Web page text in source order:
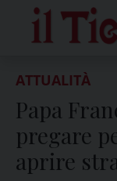
content
ATTUALITÀ
Papa
pregare
aprire